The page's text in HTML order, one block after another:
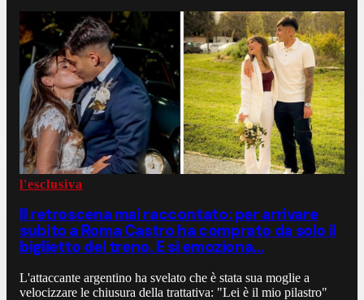
l'esclusiva
Il retroscena mai raccontato: per arrivare
subito a Roma Castro ha comprato da solo il
biglietto del treno. E si emoziona...
L'attaccante argentino ha svelato che è stata sua moglie a
velocizzare le chiusura della trattativa: "Lei è il mio pilastro"